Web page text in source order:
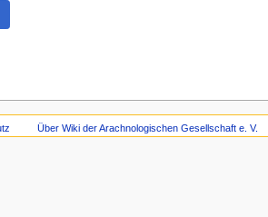
Über Wiki der Arachnologischen Gesellschaft e. V.